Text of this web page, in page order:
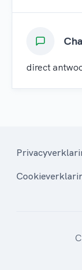
direct